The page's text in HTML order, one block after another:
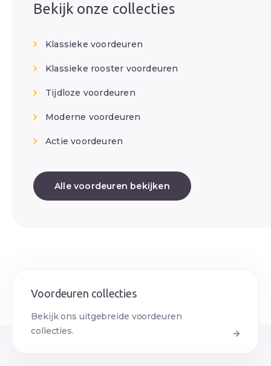
Bekijk onze collecties
Klassieke voordeuren
Klassieke rooster voordeuren
Tijdloze voordeuren
Moderne voordeuren
Actie voordeuren
Alle voordeuren bekijken
Voordeuren collecties
Bekijk ons uitgebreide voordeuren
collecties.